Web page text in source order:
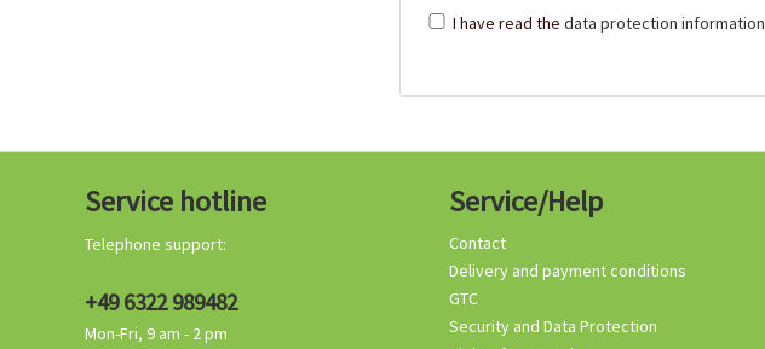
I have read the data protection information
Service hotline
Telephone support:
+49 6322 989482
Mon-Fri, 9 am - 2 pm
Service/Help
Contact
Delivery and payment conditions
GTC
Security and Data Protection